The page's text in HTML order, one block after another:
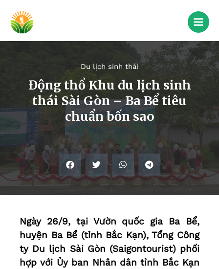
Du lịch sinh thái
Động thổ Khu du lịch sinh
thái Sài Gòn – Ba Bể tiêu
chuẩn bốn sao
Ngày 26/9, tại Vườn quốc gia Ba Bể,
huyện Ba Bể (tỉnh Bắc Kạn), Tổng Công
ty Du lịch Sài Gòn (Saigontourist) phối
hợp với Ủy ban Nhân dân tỉnh Bắc Kạn